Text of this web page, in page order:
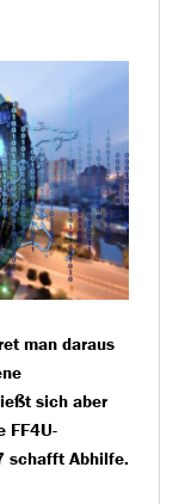
man daraus
sich aber
FF4U-
schafft Abhilfe.